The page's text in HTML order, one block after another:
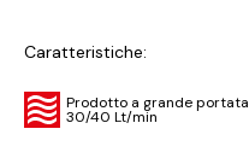
Caratteristiche:
Prodotto a grande portata
30/40 Lt/min